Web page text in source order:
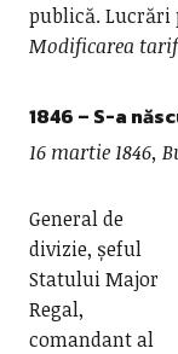
publică. Lucrări
Modificarea
1846 – S-a
16 martie 1846,
General de
divizie, șeful
Statului Major
Regal,
comandant al